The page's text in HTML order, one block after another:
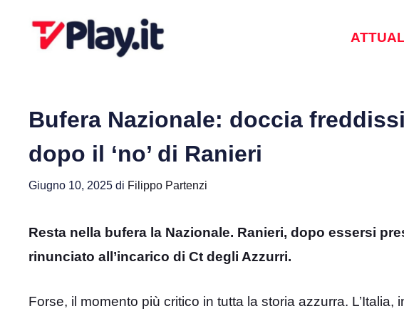
Bufera Nazionale: doccia
dopo il ‘no’ di Ranieri
Giugno 10, 2025 di Filippo Partenzi
Resta nella bufera la Nazionale. Ranieri, dopo essersi
rinunciato all’incarico di Ct degli Azzurri.
Forse, il momento più critico in tutta la storia azzurra.